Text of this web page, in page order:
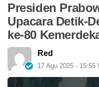
Presiden
Upacara Detik-
ke-80
Red
17 Agu 2025 - 15:55